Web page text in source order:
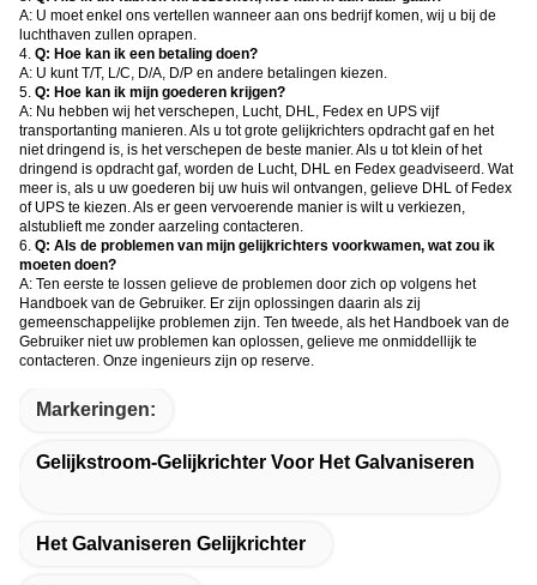
A: U moet enkel ons vertellen wanneer aan ons bedrijf komen, wij u bij de
luchthaven zullen oprapen.
4. Q: Hoe kan ik een betaling doen?
A: U kunt T/T, L/C, D/A, D/P en andere betalingen kiezen.
5. Q: Hoe kan ik mijn goederen krijgen?
A: Nu hebben wij het verschepen, Lucht, DHL, Fedex en UPS vijf
transportanting manieren. Als u tot grote gelijkrichters opdracht gaf en het
niet dringend is, is het verschepen de beste manier. Als u tot klein of het
dringend is opdracht gaf, worden de Lucht, DHL en Fedex geadviseerd. Wat
meer is, als u uw goederen bij uw huis wil ontvangen, gelieve DHL of Fedex
of UPS te kiezen. Als er geen vervoerende manier is wilt u verkiezen,
alstublieft me zonder aarzeling contacteren.
6. Q: Als de problemen van mijn gelijkrichters voorkwamen, wat zou ik
moeten doen?
A: Ten eerste te lossen gelieve de problemen door zich op volgens het
Handboek van de Gebruiker. Er zijn oplossingen daarin als zij
gemeenschappelijke problemen zijn. Ten tweede, als het Handboek van de
Gebruiker niet uw problemen kan oplossen, gelieve me onmiddellijk te
contacteren. Onze ingenieurs zijn op reserve.
Markeringen:
Gelijkstroom-Gelijkrichter Voor Het Galvaniseren
Het Galvaniseren Gelijkrichter